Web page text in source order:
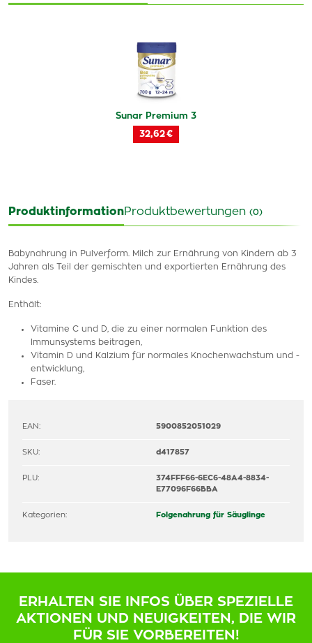
Sunar Premium 3
32,62 €
ProduktinformationProduktbewertungen (0)
Babynahrung in Pulverform. Milch zur Ernährung von Kindern ab 3
Jahren als Teil der gemischten und exportierten Ernährung des
Kindes.
Enthält:
Vitamine C und D, die zu einer normalen Funktion des
Immunsystems beitragen,
Vitamin D und Kalzium für normales Knochenwachstum und -
entwicklung,
Faser.
EAN: 5900852051029
SKU: d417857
PLU:
374FFF66-6EC6-48A4-8834-
E77096F66BBA
Kategorien: Folgenahrung für Säuglinge
ERHALTEN SIE INFOS ÜBER SPEZIELLE
AKTIONEN UND NEUIGKEITEN, DIE WIR
FÜR SIE VORBEREITEN!